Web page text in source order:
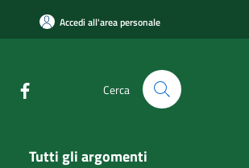
Accedi all'area personale
Cerca
Tutti gli argomenti